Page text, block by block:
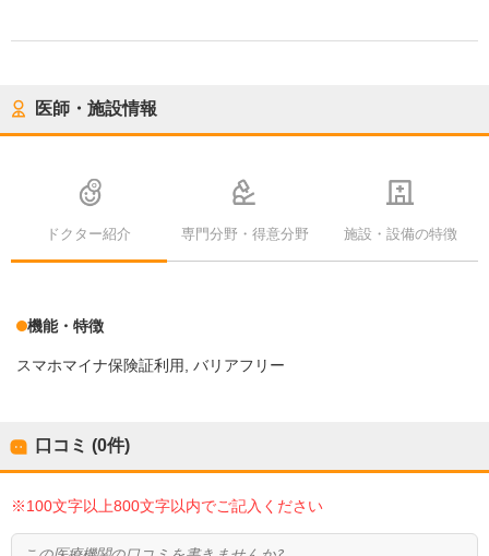
医師・施設情報
ドクター紹介 専門分野・得意分野 施設・設備の特徴
機能・特徴
スマホマイナ保険証利用 バリアフリー
口コミ (0件)
※100文字以上800文字以内でご記入ください